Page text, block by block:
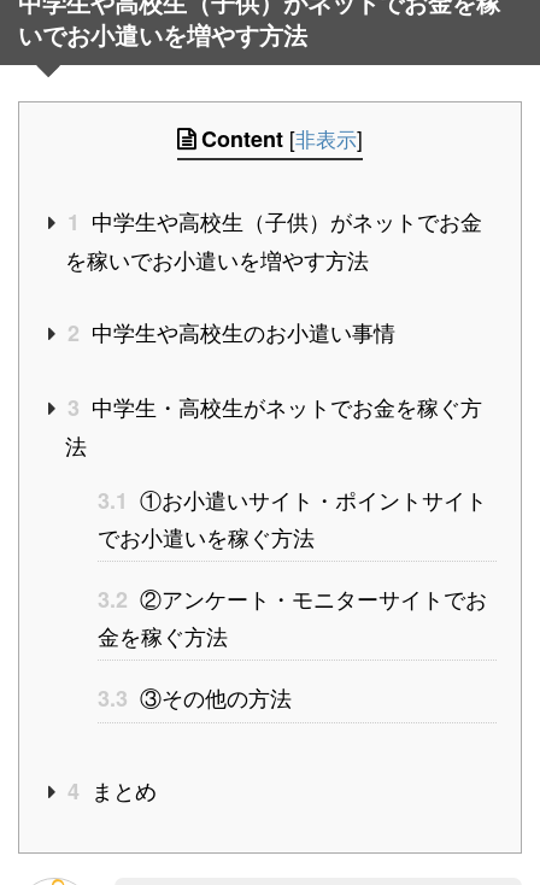
いでお小遣いを増やす方法
Content [非表示]
1 中学生や高校生（子供）がネットでお金
を稼いでお小遣いを増やす方法
2 中学生や高校生のお小遣い事情
3 中学生・高校生がネットでお金を稼ぐ方
法
3.1 ①お小遣いサイト・ポイントサイト
でお小遣いを稼ぐ方法
3.2 ②アンケート・モニターサイトでお
金を稼ぐ方法
3.3 ③その他の方法
4 まとめ